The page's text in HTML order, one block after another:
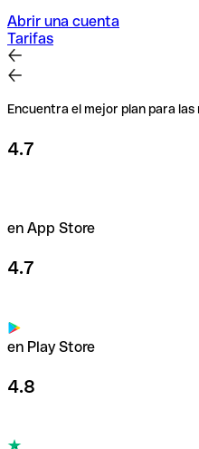
Abrir una cuenta
Tarifas
Encuentra el mejor plan para
4.7
en App Store
4.7
en Play Store
4.8